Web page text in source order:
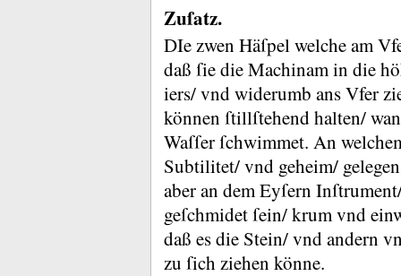
Zuſatz.
DIe zwen Häſpel welche am
daß ſie die Machinam in die
iers/ vnd widerumb ans Vfer
können ſtillſtehend halten/
Waſſer ſchwimmet. An
Subtilitet/ vnd geheim/
aber an dem Eyſern
geſchmidet ſein/ krum vnd
daß es die Stein/ vnd andern
zu ſich ziehen könne.